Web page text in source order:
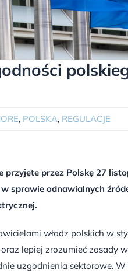
, POLSKA, REGULACJE
przyjęte przez Polskę 27
sprawie odnawialnych
władz polskich w
lepiej zrozumieć zasady
uzgodnienia sektorowe.